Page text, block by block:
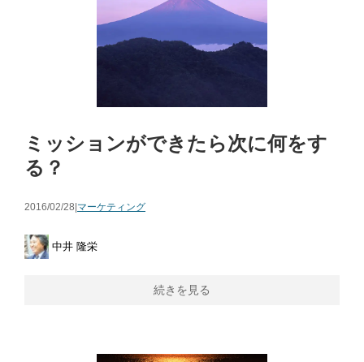
ミッションができたら次に何をす
る？
2016/02/28| マーケティング
中井 隆栄
続きを見る